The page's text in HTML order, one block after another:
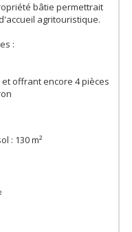
bâtie permettrait
agritouristique.
:
offrant encore 4 pièces
: 130 m²